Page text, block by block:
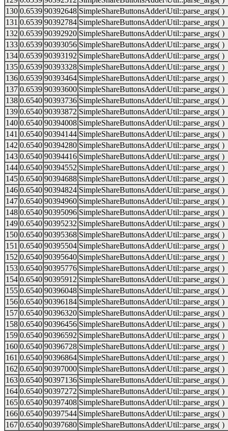
130 0.6539 90392648 SimpleShareButtonsAdder\Util::parse_args( )
131 0.6539 90392784 SimpleShareButtonsAdder\Util::parse_args( )
132 0.6539 90392920 SimpleShareButtonsAdder\Util::parse_args( )
133 0.6539 90393056 SimpleShareButtonsAdder\Util::parse_args( )
134 0.6539 90393192 SimpleShareButtonsAdder\Util::parse_args( )
135 0.6539 90393328 SimpleShareButtonsAdder\Util::parse_args( )
136 0.6539 90393464 SimpleShareButtonsAdder\Util::parse_args( )
137 0.6539 90393600 SimpleShareButtonsAdder\Util::parse_args( )
138 0.6540 90393736 SimpleShareButtonsAdder\Util::parse_args( )
139 0.6540 90393872 SimpleShareButtonsAdder\Util::parse_args( )
140 0.6540 90394008 SimpleShareButtonsAdder\Util::parse_args( )
141 0.6540 90394144 SimpleShareButtonsAdder\Util::parse_args( )
142 0.6540 90394280 SimpleShareButtonsAdder\Util::parse_args( )
143 0.6540 90394416 SimpleShareButtonsAdder\Util::parse_args( )
144 0.6540 90394552 SimpleShareButtonsAdder\Util::parse_args( )
145 0.6540 90394688 SimpleShareButtonsAdder\Util::parse_args( )
146 0.6540 90394824 SimpleShareButtonsAdder\Util::parse_args( )
147 0.6540 90394960 SimpleShareButtonsAdder\Util::parse_args( )
148 0.6540 90395096 SimpleShareButtonsAdder\Util::parse_args( )
149 0.6540 90395232 SimpleShareButtonsAdder\Util::parse_args( )
150 0.6540 90395368 SimpleShareButtonsAdder\Util::parse_args( )
151 0.6540 90395504 SimpleShareButtonsAdder\Util::parse_args( )
152 0.6540 90395640 SimpleShareButtonsAdder\Util::parse_args( )
153 0.6540 90395776 SimpleShareButtonsAdder\Util::parse_args( )
154 0.6540 90395912 SimpleShareButtonsAdder\Util::parse_args( )
155 0.6540 90396048 SimpleShareButtonsAdder\Util::parse_args( )
156 0.6540 90396184 SimpleShareButtonsAdder\Util::parse_args( )
157 0.6540 90396320 SimpleShareButtonsAdder\Util::parse_args( )
158 0.6540 90396456 SimpleShareButtonsAdder\Util::parse_args( )
159 0.6540 90396592 SimpleShareButtonsAdder\Util::parse_args( )
160 0.6540 90396728 SimpleShareButtonsAdder\Util::parse_args( )
161 0.6540 90396864 SimpleShareButtonsAdder\Util::parse_args( )
162 0.6540 90397000 SimpleShareButtonsAdder\Util::parse_args( )
163 0.6540 90397136 SimpleShareButtonsAdder\Util::parse_args( )
164 0.6540 90397272 SimpleShareButtonsAdder\Util::parse_args( )
165 0.6540 90397408 SimpleShareButtonsAdder\Util::parse_args( )
166 0.6540 90397544 SimpleShareButtonsAdder\Util::parse_args( )
167 0.6540 90397680 SimpleShareButtonsAdder\Util::parse_args( )